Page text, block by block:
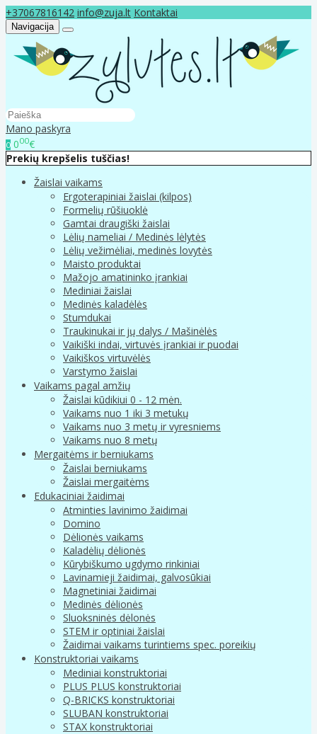
+37067816142 info@zuja.lt Kontaktai
Navigacija
Mano paskyra
0 000€
Prekių krepšelis tuščias!
Žaislai vaikams
Ergoterapiniai žaislai (kilpos)
Formelių rūšiuoklė
Gamtai draugiški žaislai
Lėlių nameliai / Medinės lėlytės
Lėlių vežimėliai, medinės lovytės
Maisto produktai
Mažojo amatininko įrankiai
Mediniai žaislai
Medinės kaladėlės
Stumdukai
Traukinukai ir jų dalys / Mašinėlės
Vaikiški indai, virtuvės įrankiai ir puodai
Vaikiškos virtuvėlės
Varstymo žaislai
Vaikams pagal amžių
Žaislai kūdikiui 0 - 12 mėn.
Vaikams nuo 1 iki 3 metukų
Vaikams nuo 3 metų ir vyresniems
Vaikams nuo 8 metų
Mergaitėms ir berniukams
Žaislai berniukams
Žaislai mergaitėms
Edukaciniai žaidimai
Atminties lavinimo žaidimai
Domino
Dėlionės vaikams
Kaladėlių dėlionės
Kūrybiškumo ugdymo rinkiniai
Lavinamieji žaidimai, galvosūkiai
Magnetiniai žaidimai
Medinės dėlionės
Sluoksninės dėlonės
STEM ir optiniai žaislai
Žaidimai vaikams turintiems spec. poreikių
Konstruktoriai vaikams
Mediniai konstruktoriai
PLUS PLUS konstruktoriai
Q-BRICKS konstruktoriai
SLUBAN konstruktoriai
STAX konstruktoriai